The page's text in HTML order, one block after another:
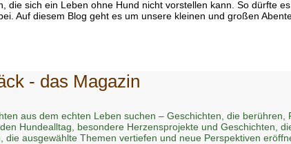
sich ein Leben ohne Hund nicht vorstellen kann. So dürfte
Auf diesem Blog geht es um unsere kleinen und großen
- das Magazin
aus dem echten Leben suchen – Geschichten, die
Hundealltag, besondere Herzensprojekte und Geschichten,
ausgewählte Themen vertiefen und neue Perspektiven